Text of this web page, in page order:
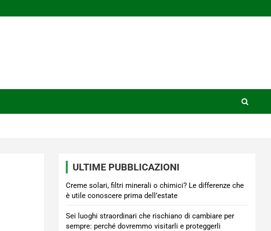
ULTIME PUBBLICAZIONI
Creme solari, filtri minerali o chimici? Le differenze che
è utile conoscere prima dell’estate
Sei luoghi straordinari che rischiano di cambiare per
sempre: perché dovremmo visitarli e proteggerli